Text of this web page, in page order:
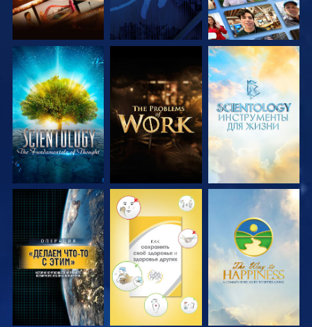
СМОТРЕТЬ
ПЕРЕДАЧИ
СМОТРЕТЬ
ПЕРЕДАЧИ
СМОТРЕТЬ
ПЕРЕДАЧИ
СМОТРЕТЬ СМОТРЕТЬ СМОТРЕТЬ